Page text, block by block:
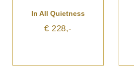
In All Quietness
€ 228,-